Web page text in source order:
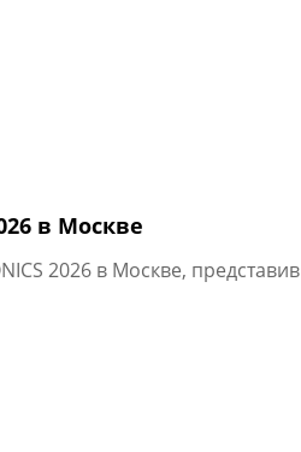
в Москве
2026 в Москве, представив